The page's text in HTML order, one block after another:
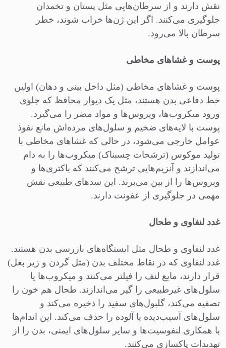
نقش دارند و از سرطان‌هایی مثل پستان و تخمدان
جلوگیری می‌کنند. اگر این ژن‌ها خراب شوند، خطر
سرطان بالا می‌رود.
پوست و غشاهای مخاطی
پوست و غشاهای مخاطی (مثل داخل بینی و دهان) اولین
خط دفاعی بدن هستند، مثل یک دیوار محافظ که جلوی
ورود میکروب‌ها، ویروس‌ها و مواد مضر را می‌گیرد.
پوست با لایه‌های ضخیم و سلول‌های مرده‌اش مانع نفوذ
عوامل خارجی می‌شود، در حالی که غشاهای مخاطی با
تولید موکوس (ترشحات چسبناک) میکروب‌ها را به دام
می‌اندازند و آنزیم‌هایی ترشح می‌کنند که باکتری‌ها و
ویروس‌ها را از بین می‌برند. این سدهای طبیعی نقش
مهمی در جلوگیری از عفونت دارند.
غدد لنفاوی و طحال
غدد لنفاوی و طحال مثل ایستگاه‌های بازرسی بدن هستند.
غدد لنفاوی که در نقاط مختلف بدن (مثل گردن و زیر بغل)
قرار دارند، مایع لنف را فیلتر می‌کنند و میکروب‌ها یا
سلول‌های غیرطبیعی را گیر می‌اندازند. طحال هم خون را
تصفیه می‌کند، گلبول‌های سفید را ذخیره می‌کند و
سلول‌های آسیب‌دیده یا آلوده را حذف می‌کند. این اندام‌ها
با همکاری لنفوسیت‌ها و سایر سلول‌های ایمنی، بدن را از
تهدیدات پاکسازی می‌کنند.